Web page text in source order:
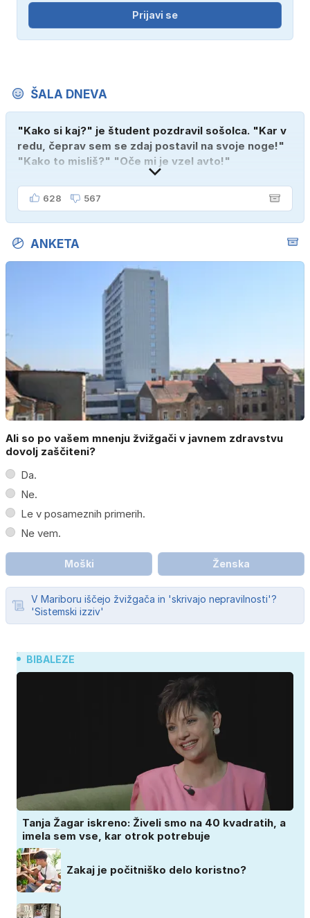
Prijavi se
ŠALA DNEVA
"Kako si kaj?" je študent pozdravil sošolca. "Kar v
redu, čeprav sem se zdaj postavil na svoje noge!"
"Kako to misliš?" "Oče mi je vzel avto!"
628 567
ANKETA
Ali so po vašem mnenju žvižgači v javnem zdravstvu
dovolj zaščiteni?
Da.
Ne.
Le v posameznih primerih.
Ne vem.
Moški Ženska
V Mariboru iščejo žvižgača in 'skrivajo nepravilnosti'?
'Sistemski izziv'
BIBALEZE
Tanja Žagar iskreno: Živeli smo na 40 kvadratih, a
imela sem vse, kar otrok potrebuje
Zakaj je počitniško delo koristno?